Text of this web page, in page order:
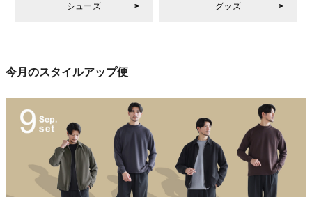
シューズ グッズ
今月のスタイルアップ便